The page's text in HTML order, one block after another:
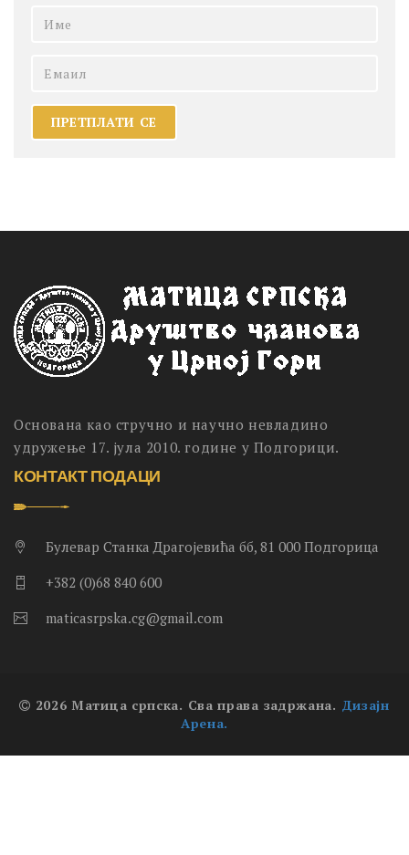
Основана као стручно и научно невладино
удружење 17. јула 2010. године у Подгорици.
КОНТАКТ ПОДАЦИ
Булевар Станка Драгојевића бб, 81 000 Подгорица
+382 (0)68 840 600
maticasrpska.cg@gmail.com
2026 Матица српска. Сва права задржана. Дизајн
Арена.